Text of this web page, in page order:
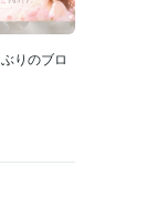
りのブロ